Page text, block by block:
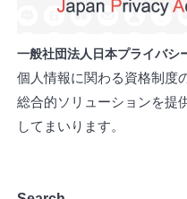
一般社団法人日本プライバシ
個人情報に関わる資格制度
総合的ソリューションを提
してまいります。